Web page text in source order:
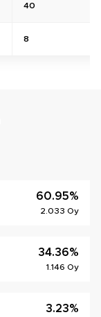
40
8
60.95%
2.033 Oy
34.36%
1.146 Oy
3.23%